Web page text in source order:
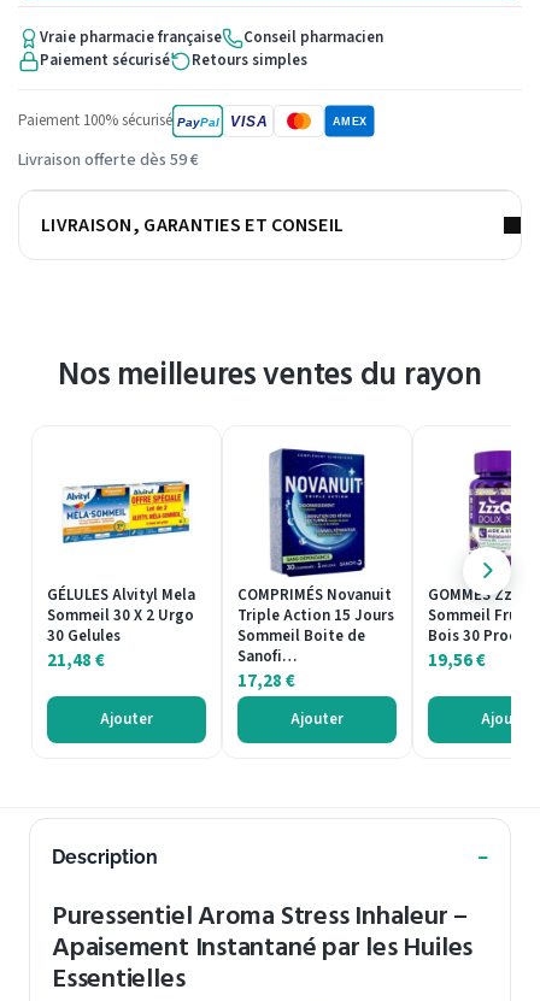
Vraie pharmacie française
Conseil pharmacien
Paiement sécurisé
Retours simples
Paiement 100% sécurisé PayPal VISA AMEX
Livraison offerte dès 59 €
LIVRAISON, GARANTIES ET CONSEIL
Nos meilleures ventes du rayon
GÉLULES Alvityl Mela
Sommeil 30 X 2 Urgo
30 Gelules
21,48€
Ajouter
COMPRIMÉS Novanuit
Triple Action 15 Jours
Sommeil Boite de
Sanofi…
17,28€
Ajouter
GOMMES
Sommeil Fruits
Bois 30
19,56€
Ajouter
Description
Puressentiel Aroma Stress Inhaleur –
Apaisement Instantané par les Huiles
Essentielles